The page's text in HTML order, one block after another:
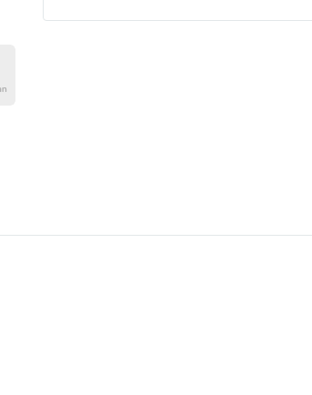
Bu SatıcınınTüm Ürünlerini Görüntüle